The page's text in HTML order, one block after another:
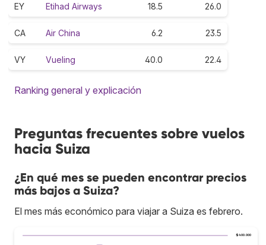
EY Etihad Airways 18.5 26.0
CA Air China 6.2 23.5
VY Vueling 40.0 22.4
Ranking general y explicación
Preguntas frecuentes sobre vuelos
hacia Suiza
¿En qué mes se pueden encontrar precios
más bajos a Suiza?
El mes más económico para viajar a Suiza es febrero.
$400.000